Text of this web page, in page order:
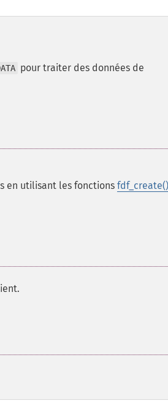
pour traiter des données de
en utilisant les fonctions fdf_create()